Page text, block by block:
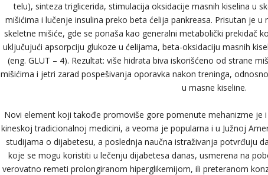
telu), sinteza triglicerida, stimulacija oksidacije masnih kiselina u
mišićima i lučenje insulina preko beta ćelija pankreasa. Prisutan je
skeletne mišiće, gde se ponaša kao generalni metabolički prekidač
uključujući apsorpciju glukoze u ćelijama, beta-oksidaciju masnih
(eng. GLUT – 4). Rezultat: više hidrata biva iskorišćeno od strane
mišićima i jetri zarad pospešivanja oporavka nakon treninga,
u masne kiseline.
Novi element koji takođe promoviše gore pomenute mehanizme je
kineskoj tradicionalnoj medicini, a veoma je popularna i u Južnoj
studijama o dijabetesu, a poslednja naučna istraživanja potvrđuju
koje se mogu koristiti u lečenju dijabetesa danas, usmerena na
verovatno remeti prolongiranom hiperglikemijom, ili preteranom